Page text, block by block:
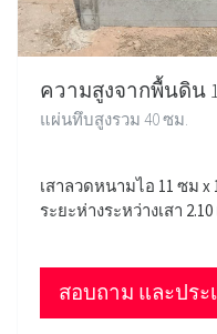
ความสูงจากพื้นดิน
แผ่นทึบสูงรวม 40 ซม.
เสาลวดหนามไอ 11 ซม x
ระยะห่างระหว่างเสา
สอบถาม และประ